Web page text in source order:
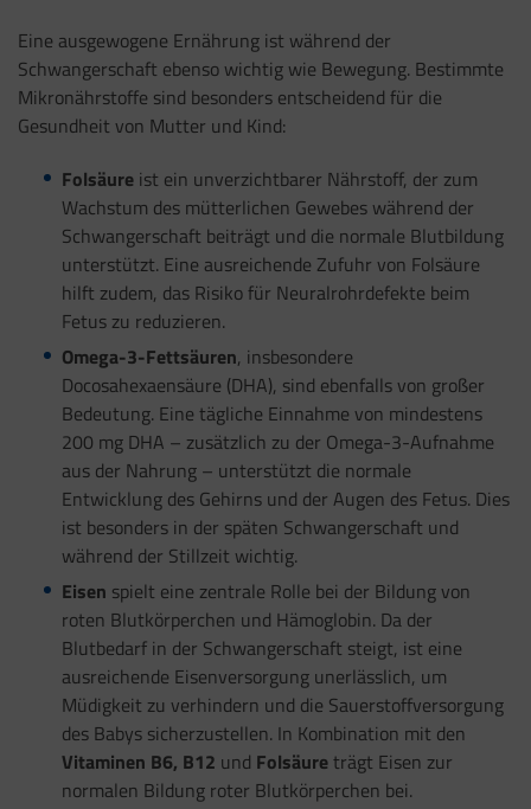
Eine ausgewogene Ernährung ist während der
Schwangerschaft ebenso wichtig wie Bewegung. Bestimmte
Mikronährstoffe sind besonders entscheidend für die
Gesundheit von Mutter und Kind:
Folsäureist ein unverzichtbarer Nährstoff, der zum
Wachstum des mütterlichen Gewebes während der
Schwangerschaft beiträgt und die normale Blutbildung
unterstützt. Eine ausreichende Zufuhr von Folsäure
hilft zudem, das Risiko für Neuralrohrdefekte beim
Fetus zu reduzieren.
Omega-3-Fettsäuren, insbesondere
Docosahexaensäure (DHA), sind ebenfalls von großer
Bedeutung. Eine tägliche Einnahme von mindestens
200 mg DHA – zusätzlich zu der Omega-3-Aufnahme
aus der Nahrung – unterstützt die normale
Entwicklung des Gehirns und der Augen des Fetus. Dies
ist besonders in der späten Schwangerschaft und
während der Stillzeit wichtig.
Eisen spielt eine zentrale Rolle bei der Bildung von
roten Blutkörperchen und Hämoglobin. Da der
Blutbedarf in der Schwangerschaft steigt, ist eine
ausreichende Eisenversorgung unerlässlich, um
Müdigkeit zu verhindern und die Sauerstoffversorgung
des Babys sicherzustellen. In Kombination mit den
Vitaminen B6, B12 und Folsäureträgt Eisen zur
normalen Bildung roter Blutkörperchen bei.